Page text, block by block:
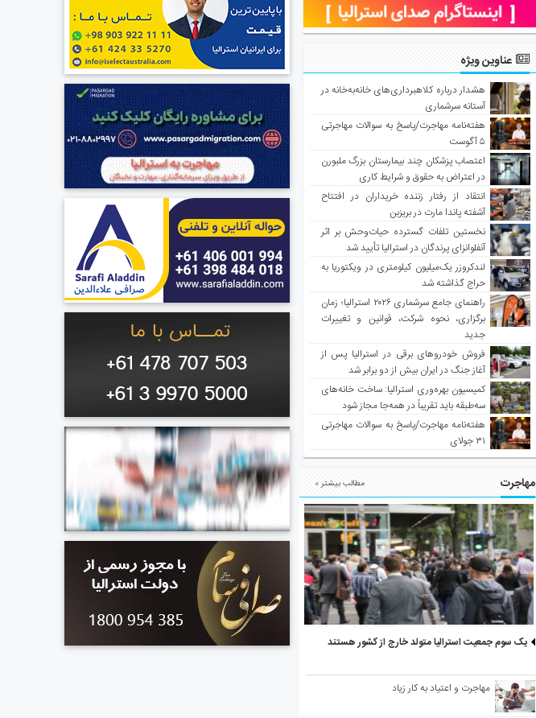
عناوین ویژه
هشدار درباره کلاهبرداری‌های خانه‌به‌خانه در
آستانه سرشماری
هفته‌نامه مهاجرت/پاسخ به سوالات مهاجرتی
۵ آگوست
اعتصاب پزشکان چند بیمارستان بزرگ ملبورن
در اعتراض به حقوق و شرایط کاری
انتقاد از رفتار زننده خریداران در افتتاح
آشفته پاندا مارت در بریزبن
نخستین تلفات گسترده حیات‌وحش بر اثر
آنفلوانزای پرندگان در استرالیا تأیید شد
لندکروزر یک‌میلیون کیلومتری در ویکتوریا به
حراج گذاشته شد
راهنمای جامع سرشماری ۲۰۲۶ استرالیا؛ زمان
برگزاری، نحوه شرکت، قوانین و تغییرات
جدید
فروش خودروهای برقی در استرالیا پس از
آغاز جنگ در ایران بیش از دو برابر شد
کمیسیون بهره‌وری استرالیا: ساخت خانه‌های
سه‌طبقه باید تقریباً در همه‌جا مجاز شود
هفته‌نامه مهاجرت/پاسخ به سوالات مهاجرتی
۳۱ جولای
مهاجرت مطالب بیشتر »
یک سوم جمعیت استرالیا متولد خارج از کشور هستند
مهاجرت و اعتیاد به کار زیاد